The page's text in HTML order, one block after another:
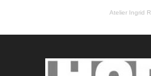
Atelier Ingrid